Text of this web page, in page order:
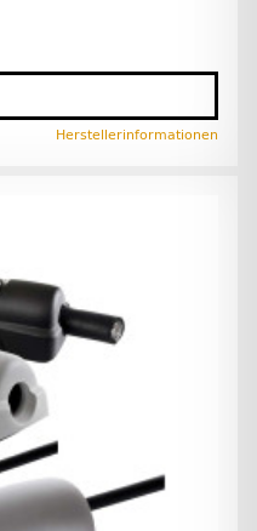
Herstellerinformationen